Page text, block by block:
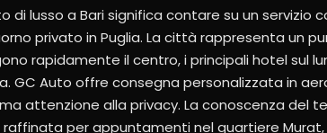
di lusso a Bari significa contare su un servizio
privato in Puglia. La città rappresenta un
rapidamente il centro, i principali hotel sul
GC Auto offre consegna personalizzata in
attenzione alla privacy. La conoscenza del
per appuntamenti nel quartiere